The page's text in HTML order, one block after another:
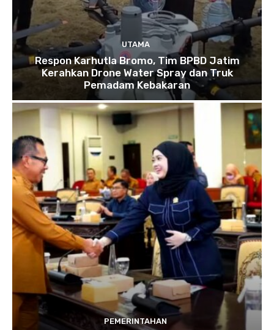
UTAMA
Respon Karhutla Bromo, Tim BPBD Jatim
Kerahkan Drone Water Spray dan Truk
Pemadam Kebakaran
PEMERINTAHAN